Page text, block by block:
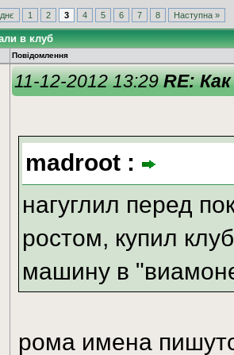
1 2 3 4 5 6 7 8 Наступна »
в клуб
Повідомлення
11-12-2012 13:29RE:
madroot :
нагуглил перед
ростом, купил
машину в
рома имена